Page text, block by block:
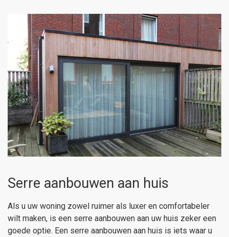
Serre aanbouwen aan huis
Als u uw woning zowel ruimer als luxer en comfortabeler
wilt maken, is een serre aanbouwen aan uw huis zeker een
goede optie. Een serre aanbouwen aan huis is iets waar u